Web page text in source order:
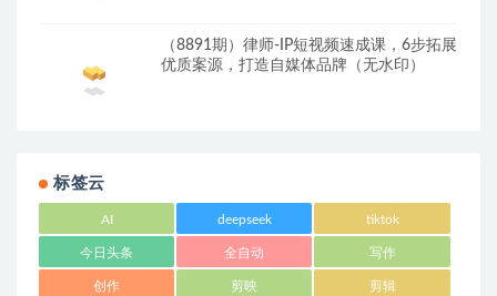
（8891期）律师-IP短视频速成课，6步拓展
优质案源，打造自媒体品牌（无水印）
标签云
AI deepseek tiktok
今日头条 全自动 写作
创作 剪映 剪辑